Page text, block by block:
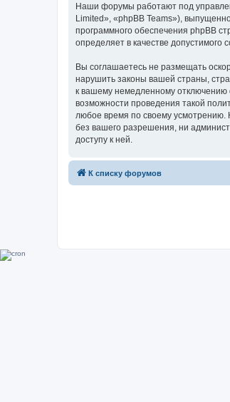
Наши форумы работают под
Limited», «phpBB Teams»),
программного обеспечения phpBB
определяет в качестве
Вы соглашаетесь не размещать
нарушить законы вашей страны,
к вашему немедленному отключению
возможности проведения такой
любое время по своему усмотрению.
без вашего разрешения, ни
доступу к ней.
К списку форумов